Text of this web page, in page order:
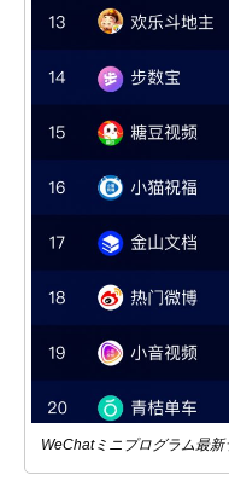
WeChatミニプログラム最